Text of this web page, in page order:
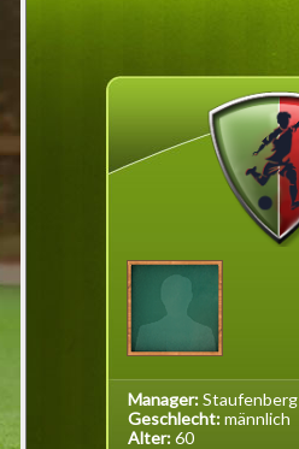
Manager:Staufenberg
Geschlecht:männlich
Alter:60